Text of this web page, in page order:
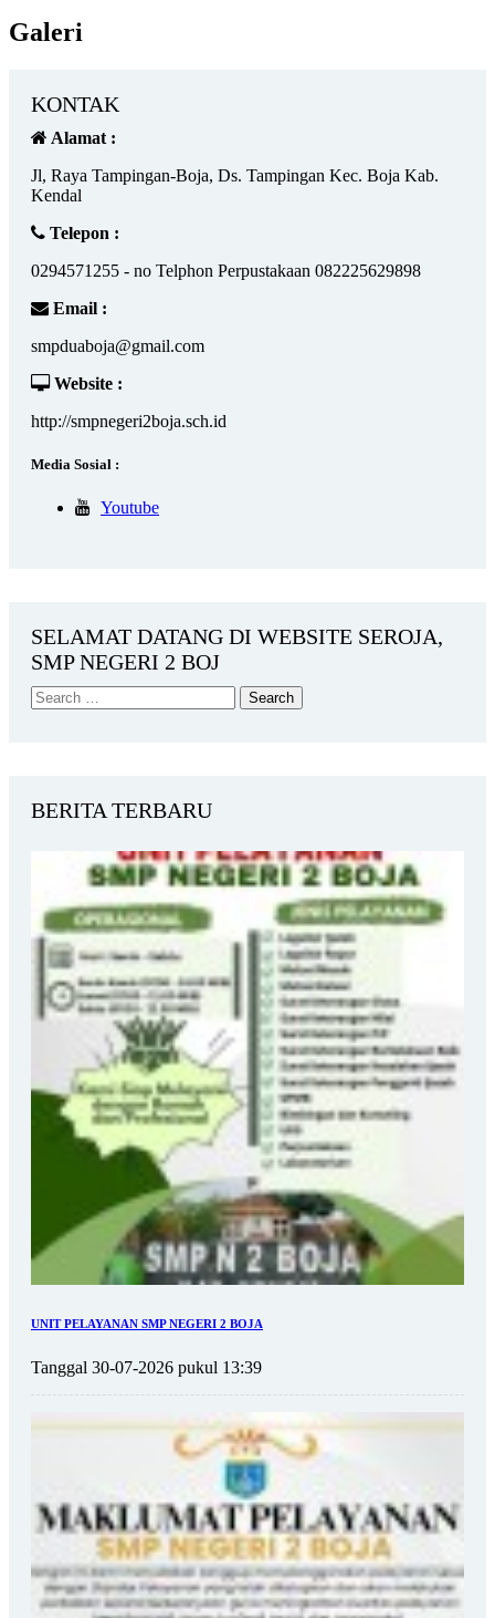
Galeri
KONTAK
Alamat :
Jl, Raya Tampingan-Boja, Ds. Tampingan Kec. Boja Kab.
Kendal
Telepon :
0294571255 - no Telphon Perpustakaan 082225629898
Email :
smpduaboja@gmail.com
Website :
http://smpnegeri2boja.sch.id
Media Sosial :
Youtube
SELAMAT DATANG DI WEBSITE SEROJA,
SMP NEGERI 2 BOJ
BERITA TERBARU
UNIT PELAYANAN SMP NEGERI 2 BOJA
Tanggal 30-07-2026 pukul 13:39